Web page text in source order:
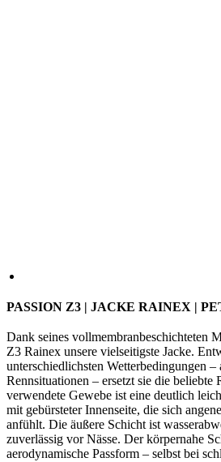
PASSION Z3 | JACKE RAINEX |
Dank seines vollmembranbeschichteten
Z3 Rainex unsere vielseitigste Jacke.
unterschiedlichsten Wetterbedingungen –
Rennsituationen – ersetzt sie die beliebte
verwendete Gewebe ist eine deutlich
mit gebürsteter Innenseite, die sich
anfühlt. Die äußere Schicht ist
zuverlässig vor Nässe. Der körpernahe
aerodynamische Passform – selbst bei